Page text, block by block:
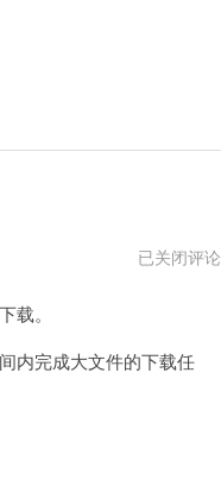
雷
官
网
已关闭评论
。
内完成大文件的下载任